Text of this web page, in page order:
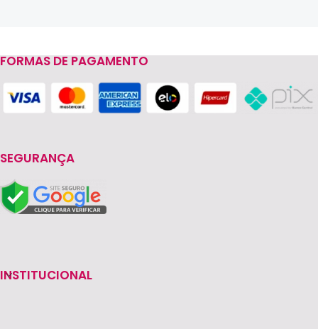
Read more
FORMAS DE PAGAMENTO
SEGURANÇA
INSTITUCIONAL